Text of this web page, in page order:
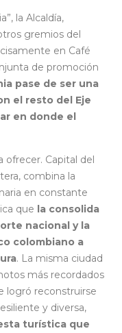
la Alcaldía,
gremios del
en Café
de promoción
pase de ser una
el resto del Eje
en donde el
ofrecer. Capital del
combina la
en constante
que la consolida
nacional y la
colombiano a
. La misma ciudad
más recordados
logró reconstruirse
y diversa,
turística que